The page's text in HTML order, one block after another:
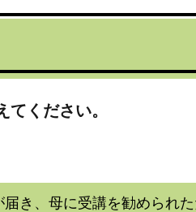
ください。
き、母に受講を勧められた